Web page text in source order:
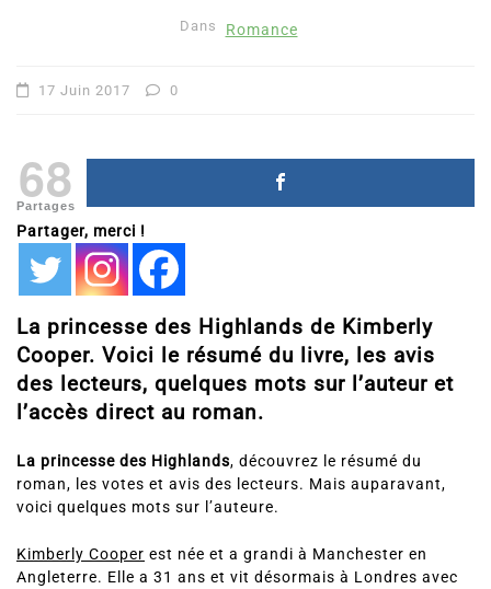
Dans Romance
17 Juin 2017 0
68
Partages
Partager, merci !
La princesse des Highlands de Kimberly
Cooper. Voici le résumé du livre, les avis
des lecteurs, quelques mots sur l’auteur et
l’accès direct au roman.
La princesse des Highlands, découvrez le résumé du
roman, les votes et avis des lecteurs. Mais auparavant,
voici quelques mots sur l’auteure.
Kimberly Cooper est née et a grandi à Manchester en
Angleterre. Elle a 31 ans et vit désormais à Londres avec